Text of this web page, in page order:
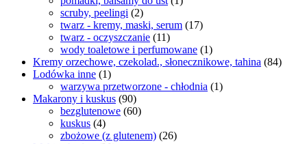
scruby, peelingi (2)
twarz - kremy, maski, serum (17)
twarz - oczyszczanie (11)
wody toaletowe i perfumowane (1)
Kremy orzechowe, czekolad., słonecznikowe, tahina (84)
Lodówka inne (1)
warzywa przetworzone - chłodnia (1)
Makarony i kuskus (90)
bezglutenowe (60)
kuskus (4)
zbożowe (z glutenem) (26)